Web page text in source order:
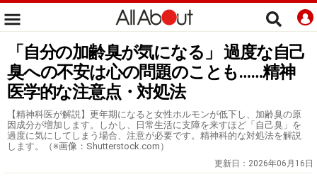
「自分の加齢臭が気になる」 過度な自己
臭への不安は心の問題のことも……精神
医学的な注意点・対処法
【精神科医が解説】更年期になると女性ホルモンが低下し、加齢臭の原
因成分が増加します。しかし、日常生活に支障を来すほど「自己臭」を
過度に気にしてしまう場合、注意が必要です。精神科的な対処法を解説
します。（※画像：Shutterstock.com）
更新日： 2026年06月16日